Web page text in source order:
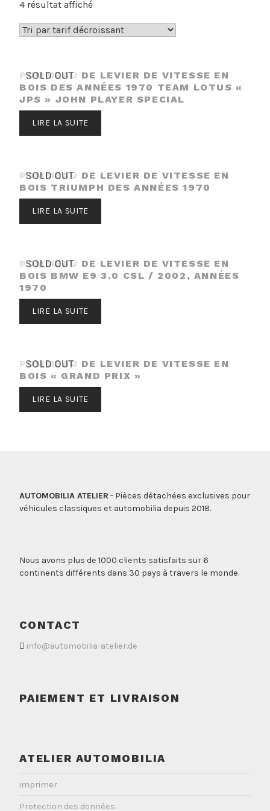
4 résultat affichéTrié
prix
SOLD OUT
POMMEAU DE LEVIER DE VITESSE EN
BOIS DES ANNÉES 1970 TEAM LOTUS «
JPS » JOHN PLAYER SPECIAL
LIRE LA SUITE
SOLD OUT
POMMEAU DE LEVIER DE VITESSE EN
BOIS TRIUMPH DES ANNÉES 1970
LIRE LA SUITE
SOLD OUT
POMMEAU DE LEVIER DE VITESSE EN
BOIS BMW E9 3.0 CSL / 2002, ANNÉES
1970
LIRE LA SUITE
SOLD OUT
POMMEAU DE LEVIER DE VITESSE EN
BOIS « GRAND PRIX »
LIRE LA SUITE
AUTOMOBILIA ATELIER - Pièces détachées exclusives pour
véhicules classiques et automobilia depuis 2018.
Nous avons plus de 1000 clients satisfaits sur 6
continents différents dans 30 pays à travers le monde.
CONTACT
info@automobilia-atelier.de
PAIEMENT ET LIVRAISON
ATELIER AUTOMOBILIA
imprimer
Protection des données